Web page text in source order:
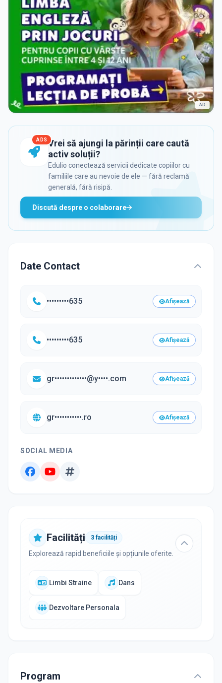
AD
ADS Vrei să ajungi la părinții care caută
activ soluții?
Edulio conectează servicii dedicate copiilor cu
familiile care au nevoie de ele — fără reclamă
generală, fără risipă.
Discută despre o colaborare
Date Contact
•••••••••635 Afișează
•••••••••635 Afișează
gr•••••••••••••@y••••.com Afișează
gr•••••••••••.ro Afișează
SOCIAL MEDIA
Facilități 3 facilități
Explorează rapid beneficiile și opțiunile oferite.
Limbi Straine Dans
Dezvoltare Personala
Program